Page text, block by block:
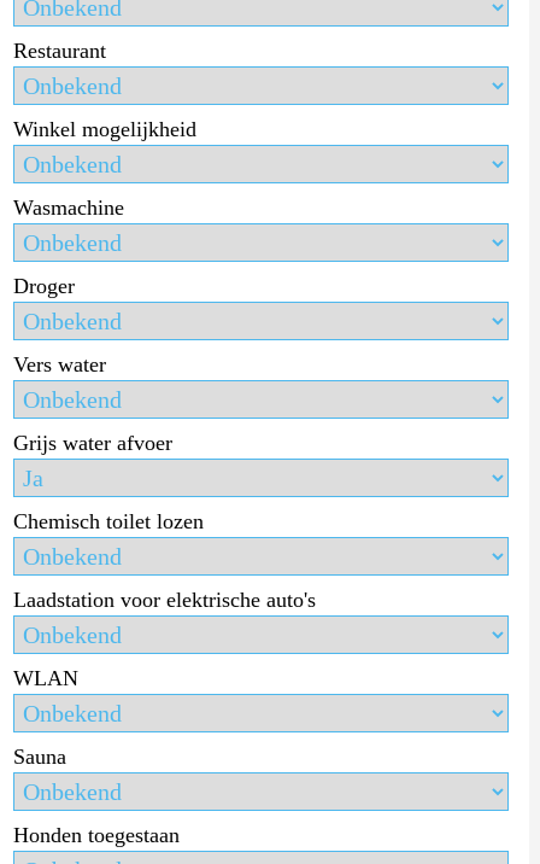
Restaurant
Winkel mogelijkheid
Wasmachine
Droger
Vers water
Grijs water afvoer
Chemisch toilet lozen
Laadstation voor elektrische auto's
WLAN
Sauna
Honden toegestaan